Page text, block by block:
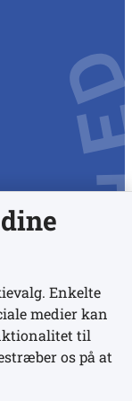
Enkelte
medier kan
til
os på at